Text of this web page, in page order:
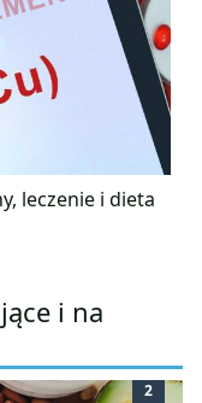
leczenie i dieta
i na
2